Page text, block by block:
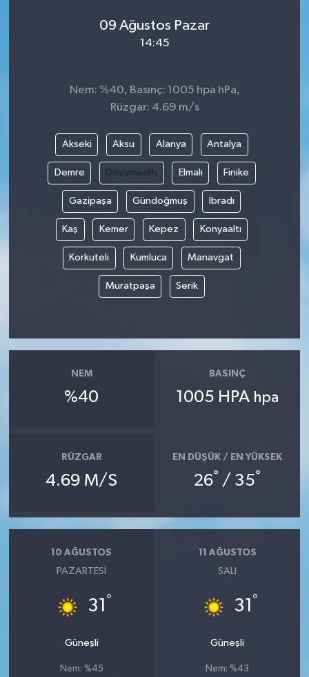
09 Ağustos Pazar
14:45
Nem: %40, Basınç: 1005 hpa hPa,
Rüzgar: 4.69 m/s
Akseki Aksu Alanya Antalya
Demre Döşemealtı Elmalı Finike
Gazipaşa Gündoğmuş İbradı
Kaş Kemer Kepez Konyaaltı
Korkuteli Kumluca Manavgat
Muratpaşa Serik
NEM
%40
BASINÇ
1005 HPA hpa
RÜZGAR
4.69 M/S
EN DÜŞÜK / EN YÜKSEK
26° / 35°
10 AĞUSTOS
PAZARTESI
31 °
Güneşli
Nem: %45
11 AĞUSTOS
SALI
31 °
Güneşli
Nem: %43